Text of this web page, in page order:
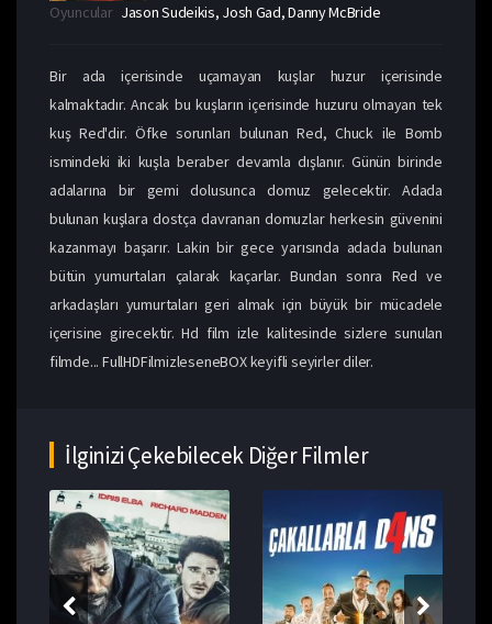
Oyuncular Jason Sudeikis, Josh Gad, Danny McBride
Bir ada içerisinde uçamayan kuşlar huzur içerisinde
kalmaktadır. Ancak bu kuşların içerisinde huzuru olmayan tek
kuş Red'dir. Öfke sorunları bulunan Red, Chuck ile Bomb
ismindeki iki kuşla beraber devamla dışlanır. Günün birinde
adalarına bir gemi dolusunca domuz gelecektir. Adada
bulunan kuşlara dostça davranan domuzlar herkesin güvenini
kazanmayı başarır. Lakin bir gece yarısında adada bulunan
bütün yumurtaları çalarak kaçarlar. Bundan sonra Red ve
arkadaşları yumurtaları geri almak için büyük bir mücadele
içerisine girecektir. Hd film izle kalitesinde sizlere sunulan
filmde... FullHDFilmizleseneBOX keyifli seyirler diler.
İlginizi Çekebilecek Diğer Filmler